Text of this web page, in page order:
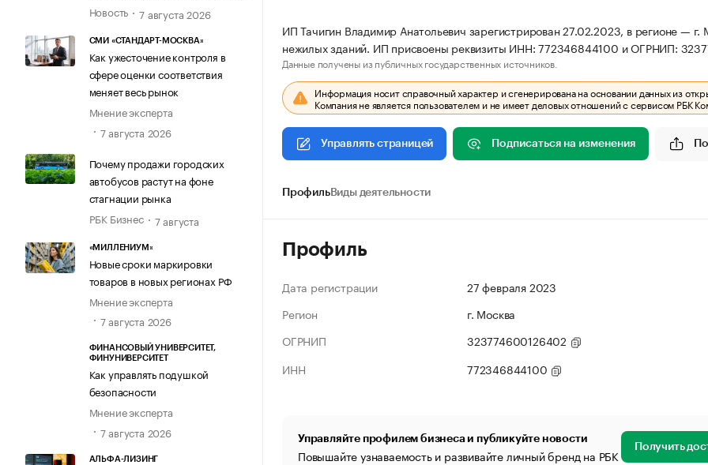
Новость
7 августа 2026
СМИ «СТАНДАРТ-МОСКВА»
Как ужесточение контроля в
сфере оценки соответствия
меняет весь рынок
Мнение эксперта
7 августа 2026
Почему продажи городских
автобусов растут на фоне
стагнации рынка
РБК Бизнес
7 августа
«МИЛЛЕНИУМ»
Новые сроки маркировки
товаров в новых регионах РФ
Мнение эксперта
7 августа 2026
ФИНАНСОВЫЙ УНИВЕРСИТЕТ,
ФИНУНИВЕРСИТЕТ
Как управлять подушкой
безопасности
Мнение эксперта
7 августа 2026
АЛЬФА-ЛИЗИНГ
ИП Тачигин Владимир Анатольевич зарегистрирован 27.02.2023, в регионе —
нежилых зданий. ИП присвоены реквизиты ИНН: 772346844100 и ОГРНИП:
Данные получены из публичных государственных источников.
Информация носит справочный характер и сгенерирована на основании данных из
Компания не является пользователем и не имеет деловых отношений с сервисом РБК
Управлять страницей Подписаться на изменения
ПрофильВиды деятельности
Профиль
Дата регистрации
27 февраля 2023
Регион
г. Москва
ОГРНИП
323774600126402
ИНН
772346844100
Управляйте профилем бизнеса и публикуйте новости
Повышайте узнаваемость и развивайте личный бренд на РБК Получить